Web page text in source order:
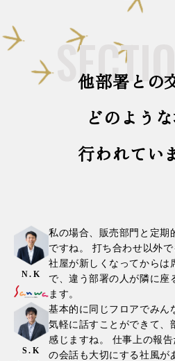
他部署との
どのよう
行われてい
N.K
私の場合、販売部門と定期
ですね。 打ち合わせ以外で
社屋が新しくなってからは
で、違う部署の人が隣に座
ます。
S.K
基本的に同じフロアでみん
気軽に話すことができて、
感じますね。 仕事上の報
の会話も大切にする社風が